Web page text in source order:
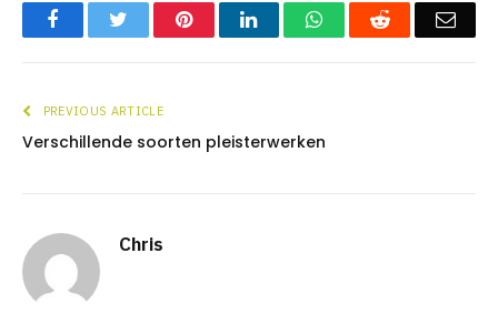
FacebookTwitter PinterestLinkedInWhatsAppReddit
PREVIOUS ARTICLE
Verschillende soorten pleisterwerken
Chris